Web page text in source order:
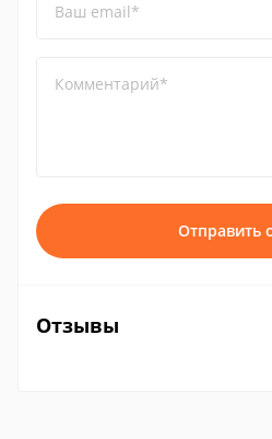
Ваш email*
Комментарий*
Отправить
Отзывы